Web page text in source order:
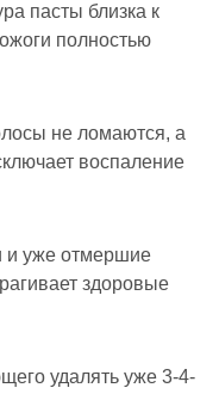
пасты близка к
полностью
не ломаются, а
воспаление
и уже отмершие
здоровые
удалять уже 3-4-